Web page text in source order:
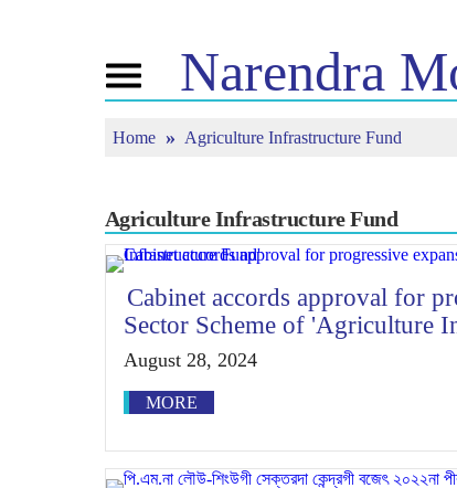
Toggle
navigationNarendra
এন এমগী মরমদা
তৌবিয়ু
মীয়ামগী মফম
মতম
ঈ-পাউ
পাউচে
রিফ্লেকশন্স
Home Agriculture Infrastructure Fund
Agriculture Infrastructure Fund
Cabinet accords approval for
Sector Scheme of 'Agriculture
August 28, 2024
MORE